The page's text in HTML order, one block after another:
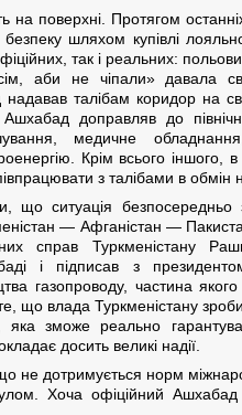
на поверхні. Протягом
шляхом купівлі
так і реальних:
аби не чіпали» давала
талібам коридор на
доправляв до
медичне обладнання,
Крім всього іншого,
з талібами в обмін
ситуація безпосередньо
— Афганістан —
справ Туркменістану
і підписав з
газопроводу, частина
що влада Туркменістану
яка зможе реально
досить великі надії.
не дотримується норм
Хоча офіційний